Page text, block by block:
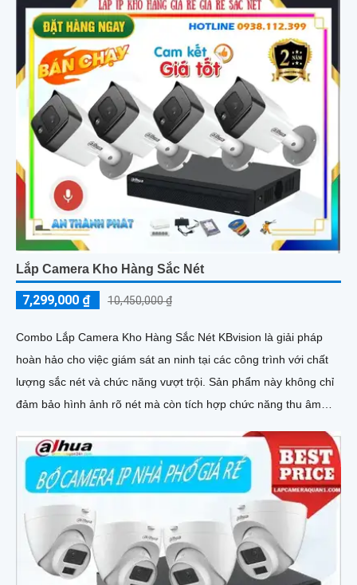
Lắp Camera Kho Hàng Sắc Nét
7,299,000 ₫ 10,450,000 ₫
Combo Lắp Camera Kho Hàng Sắc Nét KBvision là giải pháp
hoàn hảo cho việc giám sát an ninh tại các công trình với chất
lượng sắc nét và chức năng vượt trội. Sản phẩm này không chỉ
đảm bảo hình ảnh rõ nét mà còn tích hợp chức năng thu âm
hơn